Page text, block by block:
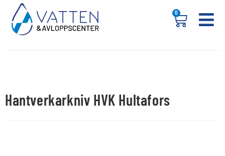
0
Hantverkarkniv HVK Hultafors